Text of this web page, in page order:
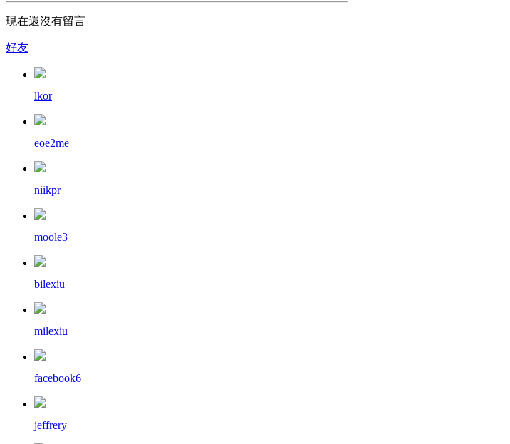
現在還沒有留言
好友
lkor
eoe2me
niikpr
moole3
bilexiu
milexiu
facebook6
jeffrery